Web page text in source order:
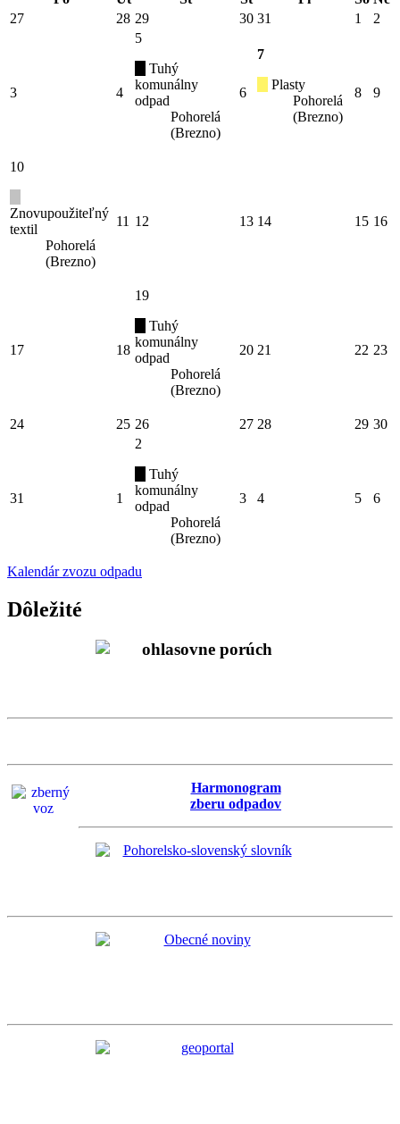
27
28 29 30 31 1 2
3 4
5
Tuhý
komunálny
odpad
Pohorelá
(Brezno)
6
7
Plasty
Pohorelá
(Brezno)
8 9
10
Znovupoužiteľný
textil
Pohorelá
(Brezno)
11 12 13 14 15 16
17 18
19
Tuhý
komunálny
odpad
Pohorelá
(Brezno)
20 21 22 23
24 25 26 27 28 29 30
31 1
2
Tuhý
komunálny
odpad
Pohorelá
(Brezno)
3 4 5 6
Kalendár zvozu odpadu
Dôležité
Harmonogram
zberu odpadov